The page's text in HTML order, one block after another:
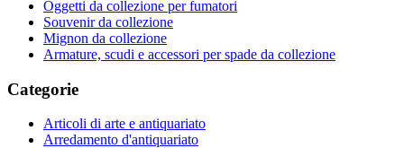
Oggetti da collezione per fumatori
Souvenir da collezione
Mignon da collezione
Armature, scudi e accessori per spade da collezione
Categorie
Articoli di arte e antiquariato
Arredamento d'antiquariato